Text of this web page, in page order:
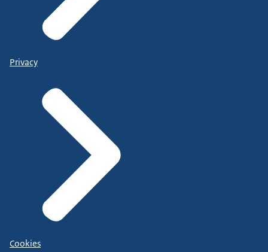
Privacy
Cookies